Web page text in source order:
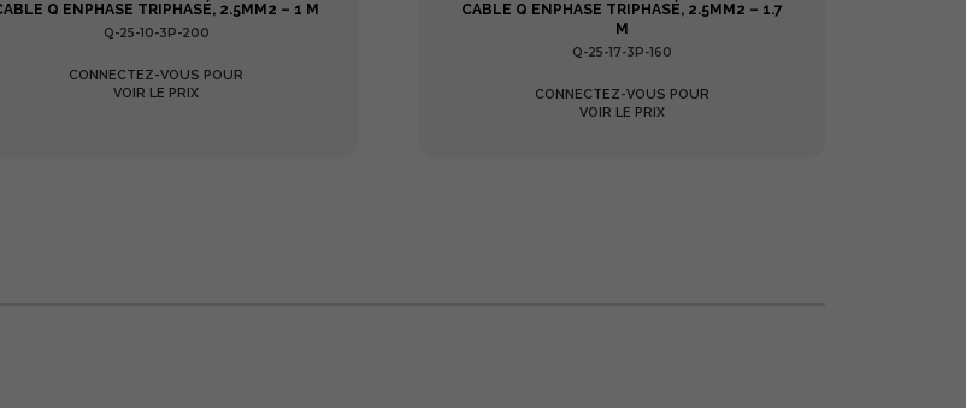
Q ENPHASE TRIPHASÉ, 2.5MM2 – 1 M
Q-25-10-3P-200
CONNECTEZ-VOUS POUR
VOIR LE PRIX
CABLE Q ENPHASE TRIPHASÉ, 2.5MM2 – 1.7
M
Q-25-17-3P-160
CONNECTEZ-VOUS POUR
VOIR LE PRIX